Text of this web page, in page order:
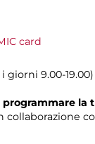
card
giorni 9.00-19.00)
la
collaborazione